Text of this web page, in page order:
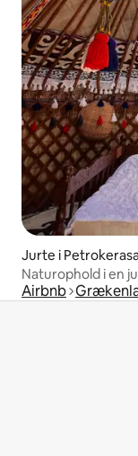
Jurte i
Naturophold i en
Airbnb